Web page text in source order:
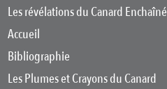
Les révélations du Canard Enchaîné
Accueil
Bibliographie
Les Plumes et Crayons du Canard